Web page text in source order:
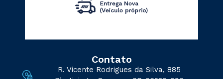
Contato
R. Vicente Rodrigues da Silva, 885